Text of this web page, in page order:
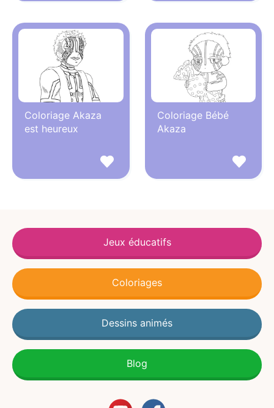
Coloriage Akaza
est heureux
Coloriage Bébé
Akaza
Jeux éducatifs
Coloriages
Dessins animés
Blog